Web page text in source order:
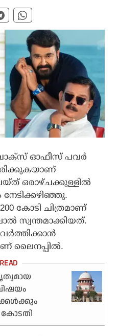
ഓഫീസ് പവര്‍
ഒരാഴ്ചക്കുള്ളില്‍
നേടിക്കഴിഞ്ഞു.
കോടി ചിത്രമാണ്
സ്വന്തമാക്കിയത്.
ലൈനപ്പില്‍.
കോടതി